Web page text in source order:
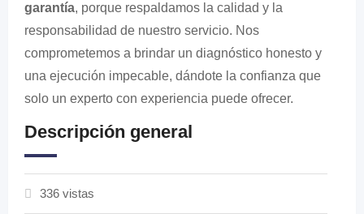
garantía, porque respaldamos la calidad y la
responsabilidad de nuestro servicio. Nos
comprometemos a brindar un diagnóstico honesto y
una ejecución impecable, dándote la confianza que
solo un experto con experiencia puede ofrecer.
Descripción general
336 vistas